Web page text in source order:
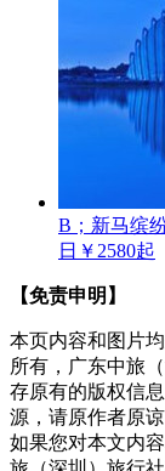
B；新马缤
日 ￥2580起
【免责申明】
本页内容和图片
所有，广东中旅
存原有的版权信
源，请原作者原谅
如果您对本文内